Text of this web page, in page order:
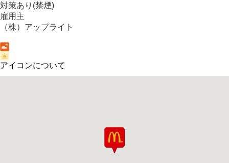
対策あり(禁煙)
雇用主
（株）アップライト
アイコンについて